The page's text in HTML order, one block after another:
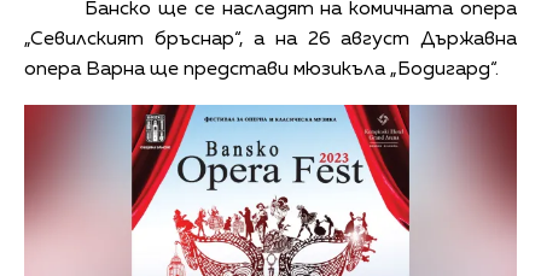
Банско ще се насладят на комичната опера
„Сeвилският бръснар“, а на 26 август Държавна
опера Варна ще представи мюзикъла „Бодигард“.